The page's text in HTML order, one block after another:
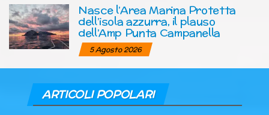
Nasce l’Area Marina Protetta
dell’isola azzurra, il plauso
dell’Amp Punta Campanella
5 Agosto 2026
ARTICOLI POPOLARI